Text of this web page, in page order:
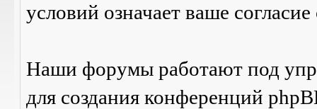
условий означает ваше
Наши форумы работают под
для создания конференций